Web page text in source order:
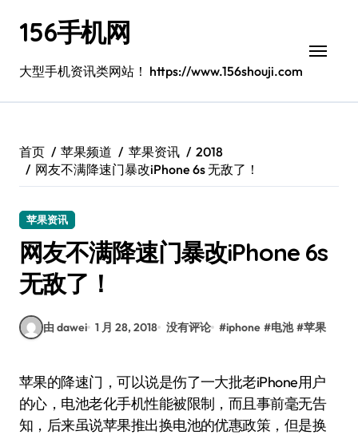
156手机网
大型手机资讯类网站！ https://www.156shouji.com
首页 苹果频道 苹果资讯
2018
网友不满降速门暴改iPhone 6s 无敌了！
苹果资讯
网友不满降速门暴改iPhone 6s
无敌了！
由 dawei 1 月 28, 2018 没有评论 #iphone #电池 #苹果
苹果的降速门，可以说是伤了一大批老iPhone用户
的心，电池老化手机性能被限制，而且事前毫无告
知，后来虽说苹果推出换电池的优惠政策，但是换